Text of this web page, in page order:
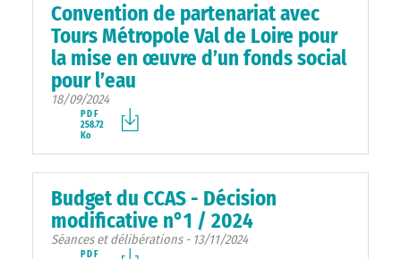
Convention de partenariat avec
Tours Métropole Val de Loire pour
la mise en œuvre d’un fonds social
pour l’eau
18/09/2024
PDF
258.72
Ko
Budget du CCAS - Décision
modificative n°1 / 2024
Séances et délibérations - 13/11/2024
PDF